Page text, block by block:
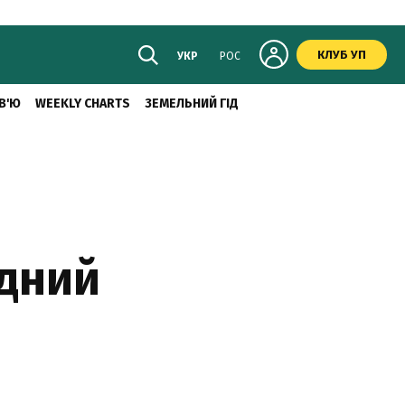
УКР РОС КЛУБ УП
WEEKLY CHARTS ЗЕМЕЛЬНИЙ ГІД